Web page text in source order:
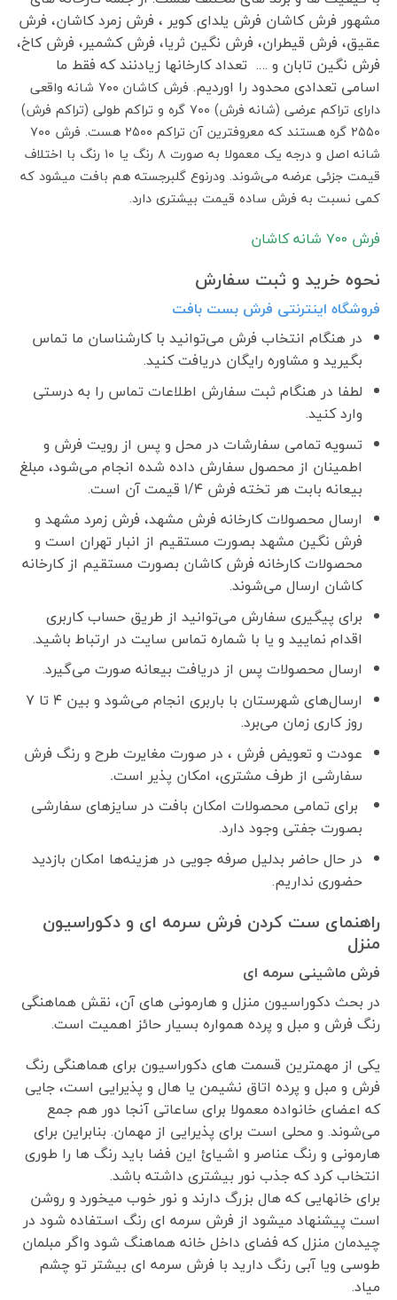
مشهور فرش کاشان فرش یلدای کویر ، فرش زمرد کاشان، فرش
عقیق، فرش قیطران، فرش نگین ثریا، فرش کشمیر، فرش کاخ،
فرش نگین تابان و …. تعداد کارخانها زیادنند که فقط ما
اسامی تعدادی محدود را اوردیم.
فرش کاشان ۷۰۰ شانه واقعی
دارای تراکم عرضی (شانه فرش) ۷۰۰ گره و تراکم طولی (تراکم فرش)
۲۵۵۰ گره هستند که معروفترین آن تراکم ۲۵۰۰ هست. فرش ۷۰۰
شانه اصل و درجه یک معمولا به صورت ۸ رنگ یا ۱۰ رنگ با اختلاف
قیمت جزئی عرضه می‌شوند. ودرنوع گلبرجسته هم بافت میشود که
کمی نسبت به فرش ساده قیمت بیشتری دارد.
فرش ٧٠٠ شانه کاشان
نحوه خرید و ثبت سفارش
فروشگاه اینترنتی فرش بست بافت
در هنگام انتخاب فرش می‌توانید با کارشناسان ما تماس
بگیرید و مشاوره رایگان دریافت کنید.
لطفا در هنگام ثبت سفارش اطلاعات تماس را به درستی
وارد کنید.
تسویه تمامی سفارشات در محل و پس از رویت فرش و
اطمینان از محصول سفارش داده شده انجام می‌شود، مبلغ
بیعانه بابت هر تخته فرش ۱/۴ قیمت آن است.
ارسال محصولات کارخانه فرش مشهد، فرش زمرد مشهد و
فرش نگین مشهد بصورت مستقیم از انبار تهران است و
محصولات کارخانه فرش کاشان بصورت مستقیم از کارخانه
کاشان ارسال می‌شوند.
برای پیگیری سفارش می‌توانید از طریق حساب کاربری
اقدام نمایید و یا با شماره تماس سایت در ارتباط باشید.
ارسال محصولات پس از دریافت بیعانه صورت می‌گیرد.
ارسال‌های شهرستان با باربری انجام می‌شود و بین ۴ تا ۷
روز کاری زمان می‌برد.
عودت و تعویض فرش ، در صورت مغایرت طرح و رنگ فرش
سفارشی از طرف مشتری، امکان پذیر است.
برای تمامی محصولات امکان بافت در سایزهای سفارشی
بصورت جفتی وجود دارد.
در حال حاضر بدلیل صرفه جویی در هزینه‌ها امکان بازدید
حضوری نداریم.
راهنمای ست کردن فرش سرمه ای و دکوراسیون
منزل
فرش ماشینی سرمه ای
در بحث دکوراسیون منزل و هارمونی های آن، نقش هماهنگی
رنگ فرش و مبل و پرده همواره بسیار حائز اهمیت است.
یکی از مهمترین قسمت های دکوراسیون برای هماهنگی رنگ
فرش و مبل و پرده اتاق نشیمن یا هال و پذیرایی است، جایی
که اعضای خانواده معمولا برای ساعاتی آنجا دور هم جمع
می‌شوند. و محلی است برای پذیرایی از مهمان. بنابراین برای
هارمونی و رنگ عناصر و اشیائ این فضا باید رنگ ها را طوری
انتخاب کرد که جذب نور بیشتری داشته باشد.
برای خانهایی که هال بزرگ دارند و نور خوب میخورد و روشن
است پیشنهاد میشود از فرش سرمه ای رنگ استفاده شود در
چیدمان منزل که فضای داخل خانه هماهنگ شود واگر مبلمان
طوسی ویا آبی رنگ دارید با فرش سرمه ای بیشتر تو چشم
میاد.